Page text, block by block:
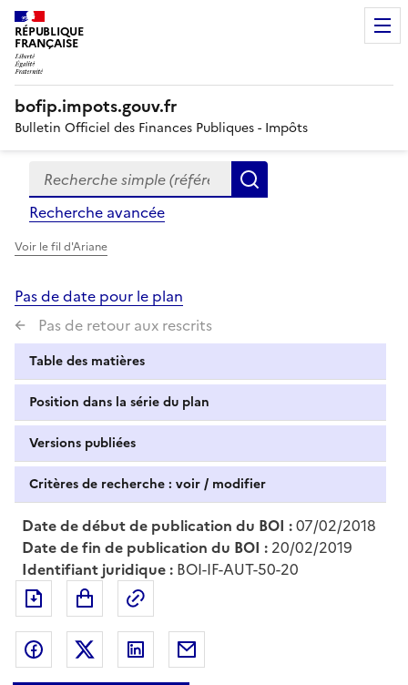
RÉPUBLIQUE
FRANÇAISE
bofip.impots.gouv.fr
Bulletin Officiel des Finances Publiques - Impôts
Formulaire
de
recherche
Recherche simple (références, mots clés, partie du
Recherche avancée
Voir le fil d'Ariane
Pas de date pour le plan
Pas de retour aux rescrits
Table des matières
Position dans la série du plan
Versions publiées
Critères de recherche : voir / modifier
Date de début de publication du BOI :07/02/2018
Date de fin de publication du BOI : 20/02/2019
Identifiant juridique : BOI-IF-AUT-50-20
Exporter le document au format pdf
Partager sur Facebook
Partager sur Twitter
Partager sur LinkedIn